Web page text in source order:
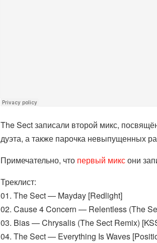
The Sect записали второй микс,
дуэта, а также парочка невыпущенных
Примечательно, что первый миксони
Треклист:
01. The Sect — Mayday [Redlight]
02. Cause 4 Concern — Relentless (The
03. Bias — Chrysalis (The Sect Remix)
04. The Sect — Everything Is Waves